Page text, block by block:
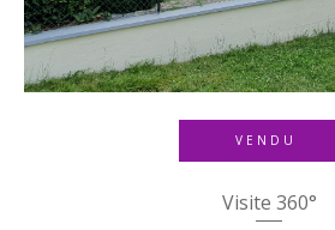
VENDU
Visite 360°